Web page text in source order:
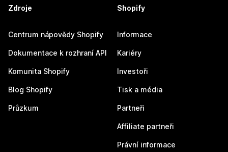
Zdroje
Centrum nápovědy Shopify
Dokumentace k rozhraní API
Komunita Shopify
Blog Shopify
Průzkum
Shopify
Informace
Kariéry
Investoři
Tisk a média
Partneři
Affiliate partneři
Právní informace